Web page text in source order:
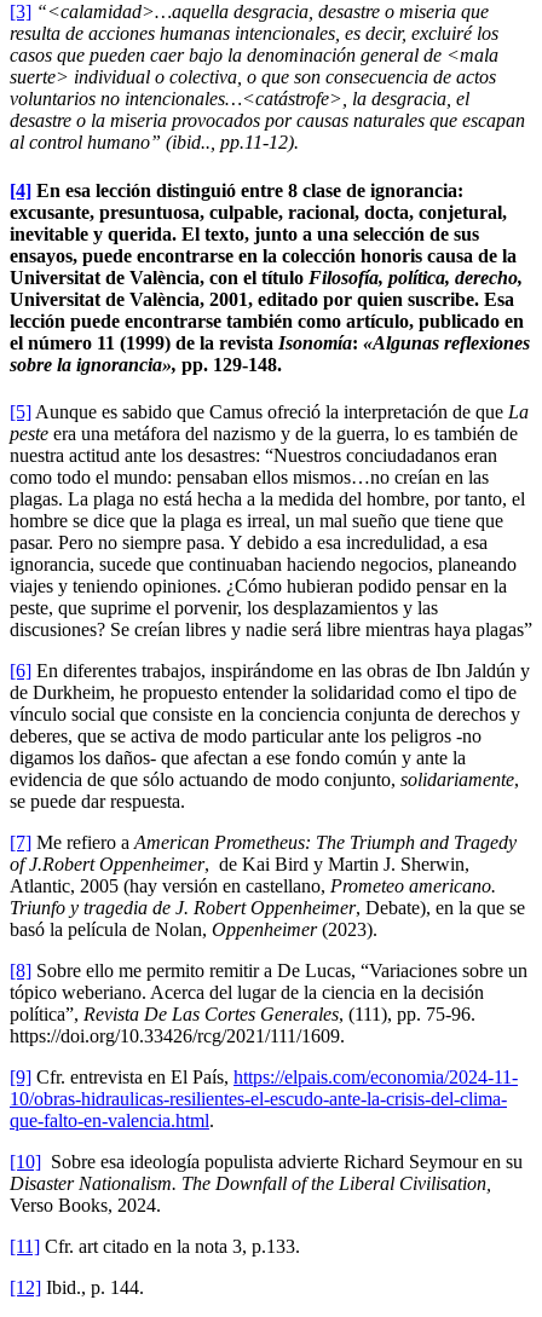
[3] “<calamidad>…aquella desgracia, desastre o miseria que
resulta de acciones humanas intencionales, es decir, excluiré los
casos que pueden caer bajo la denominación general de <mala
suerte> individual o colectiva, o que son consecuencia de actos
voluntarios no intencionales…<catástrofe>, la desgracia, el
desastre o la miseria provocados por causas naturales que escapan
al control humano” (ibid.., pp.11-12).
[4] En esa lección distinguió entre 8 clase de ignorancia:
excusante, presuntuosa, culpable, racional, docta, conjetural,
inevitable y querida. El texto, junto a una selección de sus
ensayos, puede encontrarse en la colección honoris causa de la
Universitat de València, con el título Filosofía, política, derecho,
Universitat de València, 2001, editado por quien suscribe. Esa
lección puede encontrarse también como artículo, publicado en
el número 11 (1999) de la revista Isonomía: «Algunas reflexiones
sobre la ignorancia», pp. 129-148.
[5] Aunque es sabido que Camus ofreció la interpretación de que La
peste era una metáfora del nazismo y de la guerra, lo es también de
nuestra actitud ante los desastres: “Nuestros conciudadanos eran
como todo el mundo: pensaban ellos mismos…no creían en las
plagas. La plaga no está hecha a la medida del hombre, por tanto, el
hombre se dice que la plaga es irreal, un mal sueño que tiene que
pasar. Pero no siempre pasa. Y debido a esa incredulidad, a esa
ignorancia, sucede que continuaban haciendo negocios, planeando
viajes y teniendo opiniones. ¿Cómo hubieran podido pensar en la
peste, que suprime el porvenir, los desplazamientos y las
discusiones? Se creían libres y nadie será libre mientras haya plagas”
[6] En diferentes trabajos, inspirándome en las obras de Ibn Jaldún y
de Durkheim, he propuesto entender la solidaridad como el tipo de
vínculo social que consiste en la conciencia conjunta de derechos y
deberes, que se activa de modo particular ante los peligros -no
digamos los daños- que afectan a ese fondo común y ante la
evidencia de que sólo actuando de modo conjunto, solidariamente,
se puede dar respuesta.
[7] Me refiero a American Prometheus: The Triumph and Tragedy
of J.Robert Oppenheimer, de Kai Bird y Martin J. Sherwin,
Atlantic, 2005 (hay versión en castellano, Prometeo americano.
Triunfo y tragedia de J. Robert Oppenheimer, Debate), en la que se
basó la película de Nolan, Oppenheimer(2023).
[8] Sobre ello me permito remitir a De Lucas, “Variaciones sobre un
tópico weberiano. Acerca del lugar de la ciencia en la decisión
política”, Revista De Las Cortes Generales, (111), pp. 75-96.
https://doi.org/10.33426/rcg/2021/111/1609.
[9] Cfr. entrevista en El País, https://elpais.com/economia/2024-11-
10/obras-hidraulicas-resilientes-el-escudo-ante-la-crisis-del-clima-
que-falto-en-valencia.html.
[10] Sobre esa ideología populista advierte Richard Seymour en su
Disaster Nationalism. The Downfall of the Liberal Civilisation,
Verso Books, 2024.
[11] Cfr. art citado en la nota 3, p.133.
[12] Ibid., p. 144.